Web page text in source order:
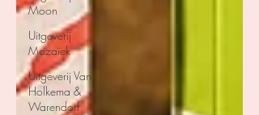
Moon
Uitgeverij
Mozaïek
Uitgeverij Van
Holkema &
Warendorf